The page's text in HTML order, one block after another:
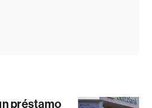
préstamo